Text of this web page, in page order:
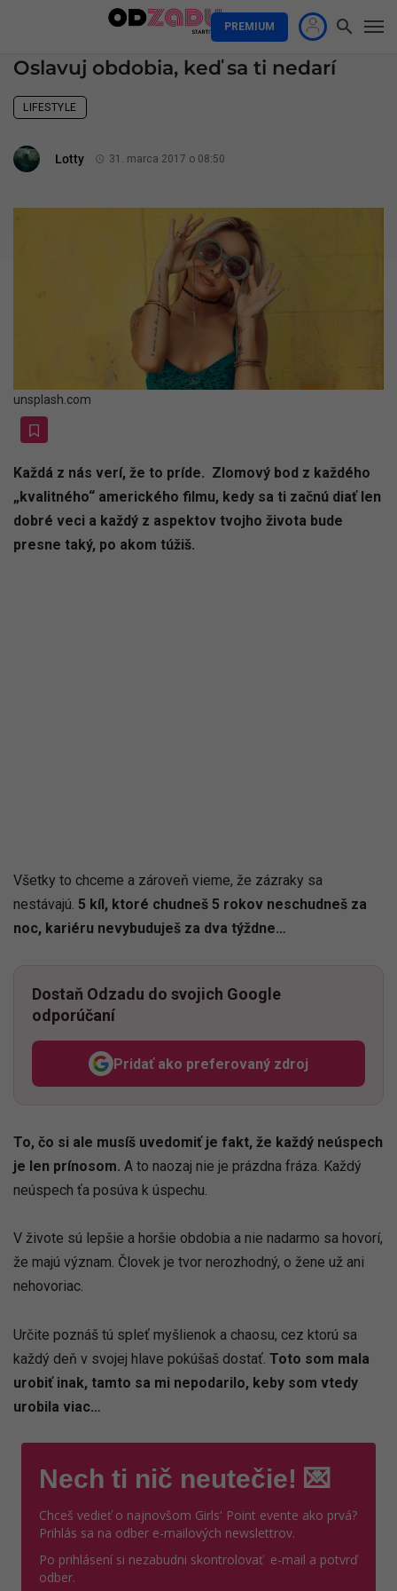
PREMIUM
Oslavuj obdobia, keď sa ti nedarí
LIFESTYLE
Lotty 31. marca 2017 o 08:50
unsplash.com
Každá z nás verí, že to príde. Zlomový bod z každého
„kvalitného“ amerického filmu, kedy sa ti začnú diať len
dobré veci a každý z aspektov tvojho života bude
presne taký, po akom túžiš.
Všetky to chceme a zároveň vieme, že zázraky sa
nestávajú. 5 kíl, ktoré chudneš 5 rokov neschudneš za
noc, kariéru nevybuduješ za dva týždne…
Dostaň Odzadu do svojich Google
odporúčaní
Pridať ako preferovaný zdroj
Odzadu, odkaz sa otvorí v
To, čo si ale musíš uvedomiť je fakt, že každý neúspech
je len prínosom. A to naozaj nie je prázdna fráza. Každý
neúspech ťa posúva k úspechu.
V živote sú lepšie a horšie obdobia a nie nadarmo sa hovorí,
že majú význam. Človek je tvor nerozhodný, o žene už ani
nehovoriac.
Určite poznáš tú spleť myšlienok a chaosu, cez ktorú sa
každý deň v svojej hlave pokúšaš dostať. Toto som mala
urobiť inak, tamto sa mi nepodarilo, keby som vtedy
urobila viac…
Nech ti nič neutečie! 💌
Chceš vedieť o najnovšom Girls' Point evente ako prvá?
Prihlás sa na odber e-mailových newslettrov.
Po prihlásení si nezabudni skontrolovať e-mail a potvrď
odber.